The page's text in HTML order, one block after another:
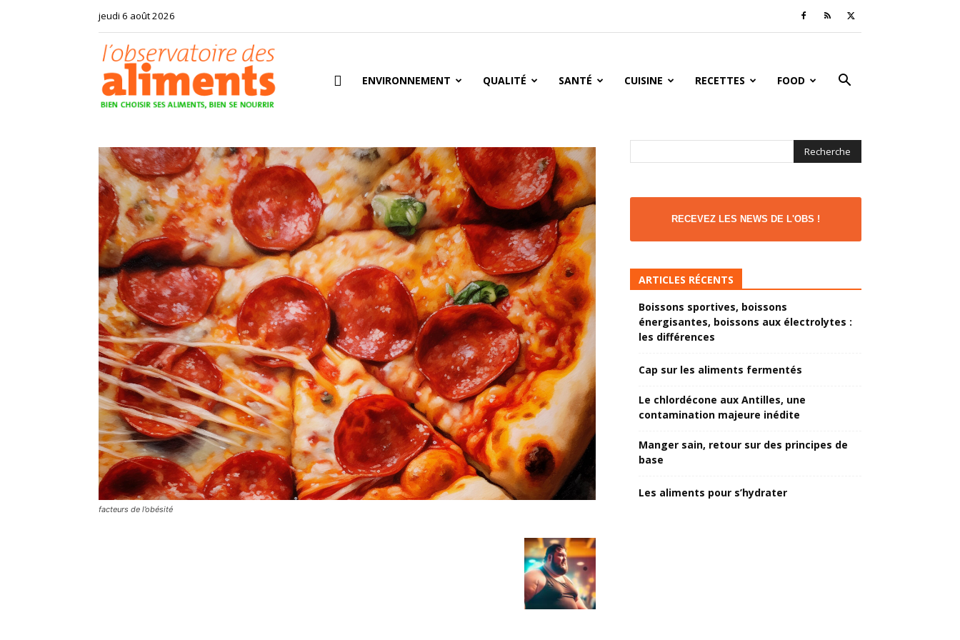
jeudi 6 août 2026
des
aliments
ENVIRONNEMENT QUALITÉ SANTÉ CUISINE RECETTES FOOD
facteurs de l’obésité
RECEVEZ LES NEWS DE L'OBS !
ARTICLES RÉCENTS
Boissons sportives, boissons
énergisantes, boissons aux électrolytes :
les différences
Cap sur les aliments fermentés
Le chlordécone aux Antilles, une
contamination majeure inédite
Manger sain, retour sur des principes de
base
Les aliments pour s’hydrater